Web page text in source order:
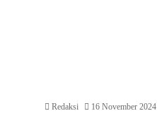
Redaksi 16 November 2024